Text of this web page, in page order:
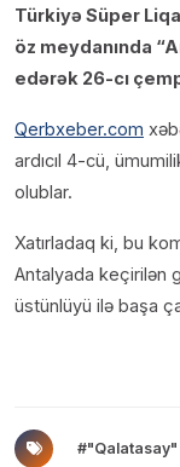
Türkiyə Süper
öz meydanında
edərək 26-cı
Qerbxeber.com
ardıcıl 4-cü,
olublar.
Xatırladaq ki, bu
Antalyada keçirilən
üstünlüyü ilə başa
#"Qalatasay"